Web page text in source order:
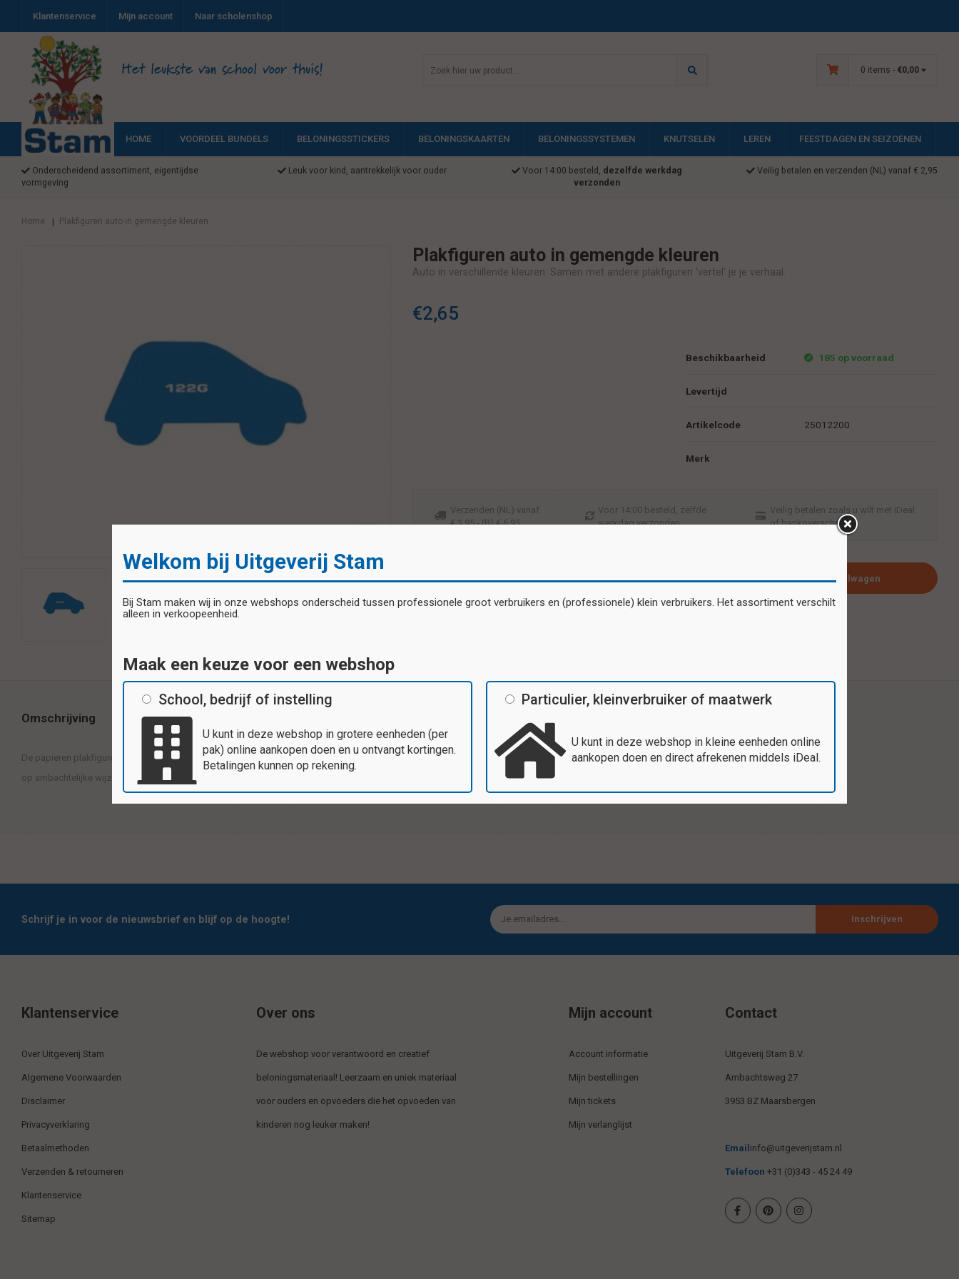
Klantenservice Mijn account Naar scholenshop
Het leukste van school voor thuis! 0 items - €0,00
HOME VOORDEEL BUNDELS BELONINGSSTICKERS BELONINGSKAARTEN BELONINGSSYSTEMEN KNUTSELEN LEREN FEESTDAGEN EN SEIZOENEN
Onderscheidend assortiment, eigentijdse
vormgeving
Leuk voor kind, aantrekkelijk voor ouder Voor 14:00 besteld, dezelfde werkdag
verzonden
Veilig betalen en verzenden (NL) vanaf € 2,95
Home | Plakfiguren auto in gemengde kleuren
Plakfiguren auto in gemengde kleuren
Auto in verschillende kleuren. Samen met andere plakfiguren 'vertel' je je verhaal.
€2,65
Beschikbaarheid 185 op voorraad
Levertijd
Artikelcode 25012200
Merk
Verzenden (NL) vanaf
€ 3,95 - (B) € 6,95
Voor 14:00 besteld, zelfde
werkdag verzonden
Veilig betalen zoals u wilt met iDeal
of bankoverschrijving
Plaats in winkelwagen
Omschrijving
De papieren plakfiguren zijn erg leuk om mee te werken en te knutselen. Vrolijke kleuren en diverse vormen,
op ambachtelijke wijze, gemaakt van ongegomd glanspapier. Inhoud: 200 stuks
Specificaties
Schrijf je in voor de nieuwsbrief en blijf op de hoogte! Inschrijven
Klantenservice
Over Uitgeverij Stam
Algemene Voorwaarden
Disclaimer
Privacyverklaring
Betaalmethoden
Verzenden & retourneren
Klantenservice
Sitemap
Over ons
De webshop voor verantwoord en creatief
beloningsmateriaal! Leerzaam en uniek materiaal
voor ouders en opvoeders die het opvoeden van
kinderen nog leuker maken!
Mijn account
Account informatie
Mijn bestellingen
Mijn tickets
Mijn verlanglijst
Contact
Uitgeverij Stam B.V.
Ambachtsweg 27
3953 BZ Maarsbergen
Emailinfo@uitgeverijstam.nl
Telefoon +31 (0)343 - 45 24 49
Welkom bij Uitgeverij Stam
Bij Stam maken wij in onze webshops onderscheid tussen professionele groot verbruikers en (professionele) klein verbruikers. Het assortiment verschilt
alleen in verkoopeenheid.
Maak een keuze voor een webshop
School, bedrijf of instelling
U kunt in deze webshop in grotere eenheden (per
pak) online aankopen doen en u ontvangt kortingen.
Betalingen kunnen op rekening.
Particulier, kleinverbruiker of maatwerk
U kunt in deze webshop in kleine eenheden online
aankopen doen en direct afrekenen middels iDeal.